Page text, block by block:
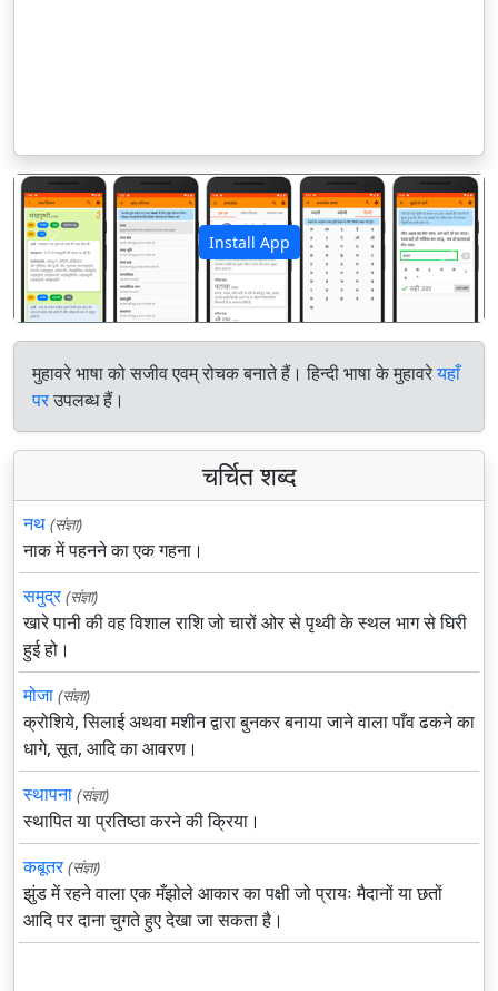
Install App
पिछला अगला
मुहावरे भाषा को सजीव एवम् रोचक बनाते हैं। हिन्दी भाषा के मुहावरेयहाँ
परउपलब्ध हैं।
चर्चित शब्द
नथ (संज्ञा)
नाक में पहनने का एक गहना।
समुद्र (संज्ञा)
खारे पानी की वह विशाल राशि जो चारों ओर से पृथ्वी के स्थल भाग से घिरी
हुई हो।
मोजा (संज्ञा)
क्रोशिये, सिलाई अथवा मशीन द्वारा बुनकर बनाया जाने वाला पाँव ढकने का
धागे, सूत, आदि का आवरण।
स्थापना (संज्ञा)
स्थापित या प्रतिष्ठा करने की क्रिया।
कबूतर (संज्ञा)
झुंड में रहने वाला एक मँझोले आकार का पक्षी जो प्रायः मैदानों या छतों
आदि पर दाना चुगते हुए देखा जा सकता है।